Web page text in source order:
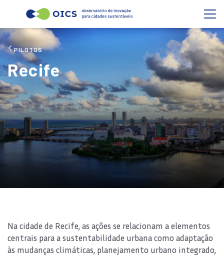
PILOTOS
Recife
Na cidade de Recife, as ações se relacionam a elementos
centrais para a sustentabilidade urbana como adaptação
às mudanças climáticas, planejamento urbano integrado,